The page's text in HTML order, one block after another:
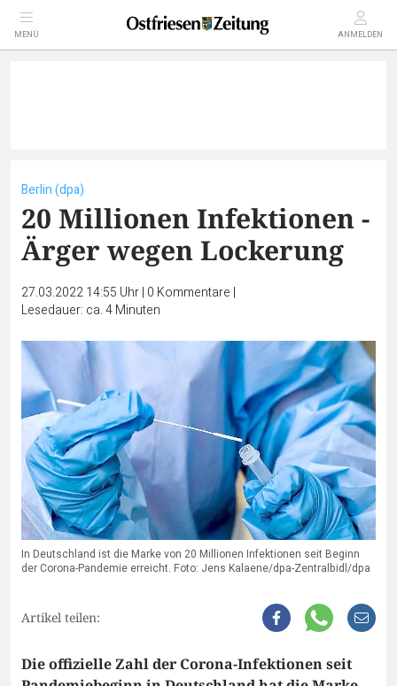
MENÜ ANMELDEN
Berlin (dpa)
20 Millionen Infektionen -
Ärger wegen Lockerung
27.03.2022 14:55 Uhr| 0 Kommentare |
Lesedauer: ca. 4 Minuten
In Deutschland ist die Marke von 20 Millionen Infektionen seit Beginn
der Corona-Pandemie erreicht. Foto: Jens Kalaene/dpa-Zentralbidl/dpa
Artikel teilen:
Die offizielle Zahl der Corona-Infektionen seit